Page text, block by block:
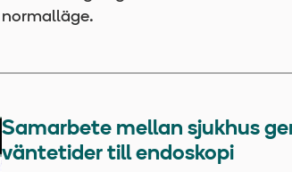
normalläge.
Samarbete mellan sjukhus
väntetider till endoskopi